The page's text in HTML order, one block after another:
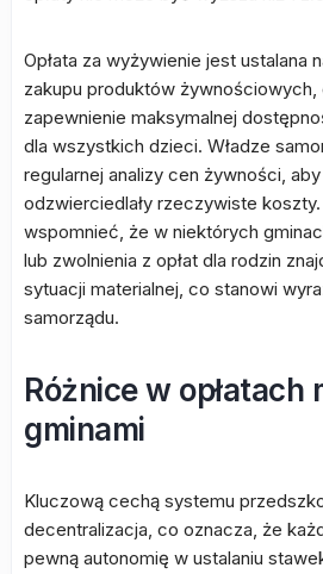
Opłata za wyżywienie jest ustalana
zakupu produktów żywnościowych,
zapewnienie maksymalnej
dla wszystkich dzieci. Władze
regularnej analizy cen żywności,
odzwierciedlały rzeczywiste
wspomnieć, że w niektórych
lub zwolnienia z opłat dla rodzin
sytuacji materialnej, co stanowi
samorządu.
Różnice w opłatach
gminami
Kluczową cechą systemu
decentralizacja, co oznacza, że
pewną autonomię w ustalaniu